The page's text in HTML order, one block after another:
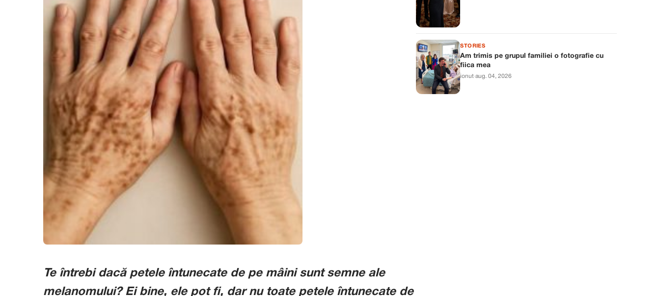
Te întrebi dacă petele întunecate de pe mâini sunt semne ale
melanomului? Ei bine, ele pot fi, dar nu toate petele întunecate de
STORIES
Am trimis pe grupul familiei o fotografie cu
fiica mea
ionut·aug. 04, 2026